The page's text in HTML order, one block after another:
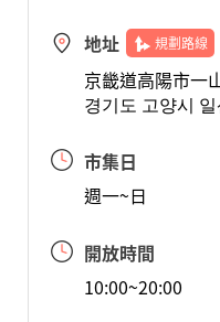
地址 規劃路線
京畿道高陽市一
경기도 고양시
市集日
週一~日
開放時間
10:00~20:00